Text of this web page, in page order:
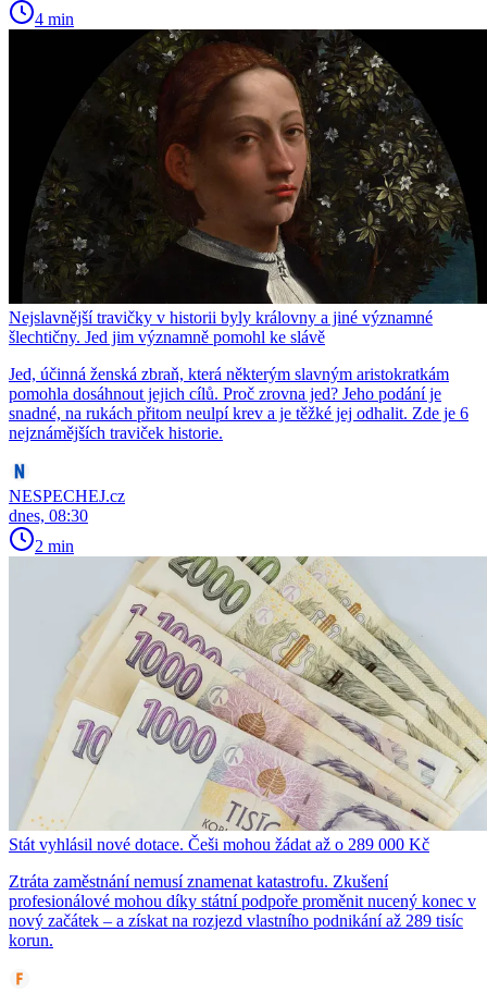
4 min
Nejslavnější travičky v historii byly královny a jiné významné
šlechtičny. Jed jim významně pomohl ke slávě
Jed, účinná ženská zbraň, která některým slavným aristokratkám
pomohla dosáhnout jejich cílů. Proč zrovna jed? Jeho podání je
snadné, na rukách přitom neulpí krev a je těžké jej odhalit. Zde je 6
nejznámějších traviček historie.
NESPECHEJ.cz
dnes, 08:30
2 min
Stát vyhlásil nové dotace. Češi mohou žádat až o 289 000 Kč
Ztráta zaměstnání nemusí znamenat katastrofu. Zkušení
profesionálové mohou díky státní podpoře proměnit nucený konec v
nový začátek – a získat na rozjezd vlastního podnikání až 289 tisíc
korun.